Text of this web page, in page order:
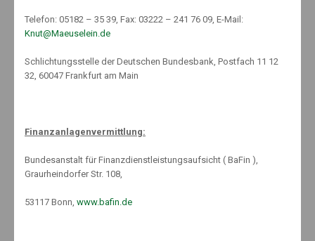
Operation misslungen – Arzt ist versichert!
28. Januar 2013
www.schnell-mal-sparen.com (extern)
Telefon: 05182 – 35 39, Fax: 03222 – 241 76 09, E-Mail:
Knut@Maeuselein.de
Schlichtungsstelle der Deutschen Bundesbank, Postfach 11 12
32, 60047 Frankfurt am Main
Finanzanlagenvermittlung:
Bundesanstalt für Finanzdienstleistungsaufsicht ( BaFin ),
Graurheindorfer Str. 108,
53117 Bonn, www.bafin.de